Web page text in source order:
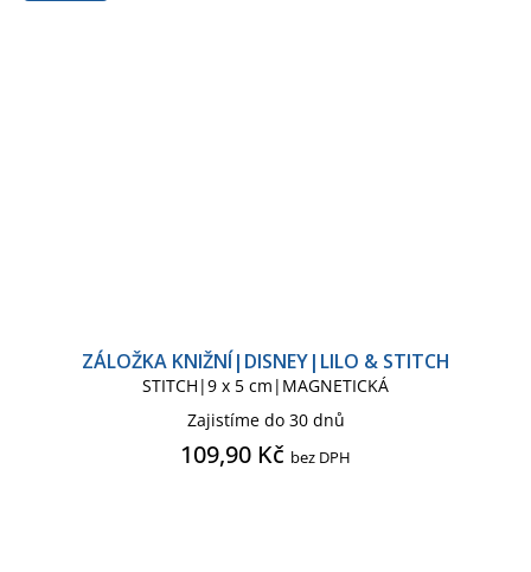
ZÁLOŽKA KNIŽNÍ|DISNEY|LILO & STITCH
STITCH|9 x 5 cm|MAGNETICKÁ
Zajistíme do 30 dnů
109,90 Kč bez DPH